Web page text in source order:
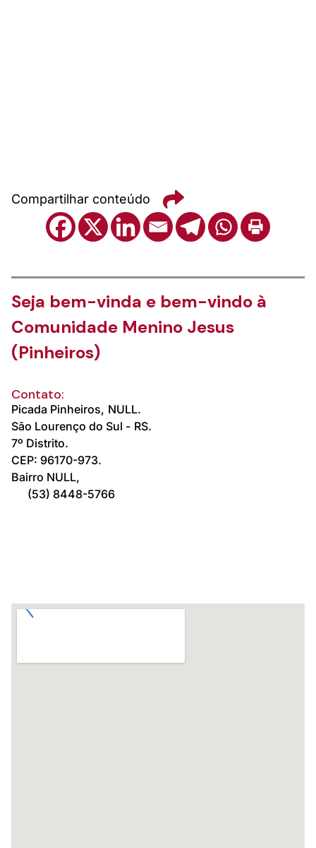
Compartilhar conteúdo
Seja bem-vinda e bem-vindo à
Comunidade Menino Jesus
(Pinheiros)
Contato:
Picada Pinheiros, NULL.
São Lourenço do Sul - RS.
7º Distrito.
CEP: 96170-973.
Bairro NULL,
(53) 8448-5766